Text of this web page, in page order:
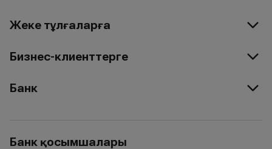
Жеке тұлғаларға
Бизнес-клиенттерге
Банк
Банк қосымшалары